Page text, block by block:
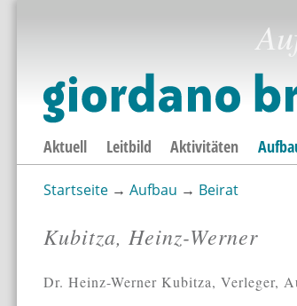
Aktuell Leitbild Aktivitäten
Startseite→ Aufbau → Beirat
Kubitza, Heinz-Werner
Dr. Heinz-Werner Kubitza, Verleger,